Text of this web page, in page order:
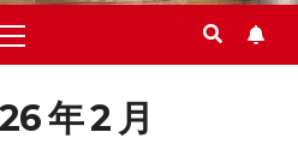
年 2 月